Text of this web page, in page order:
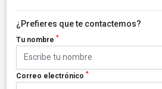
¿Prefieres que te contactemos?
Tu nombre *
Correo electrónico *